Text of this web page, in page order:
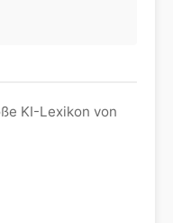
KI-Lexikon von